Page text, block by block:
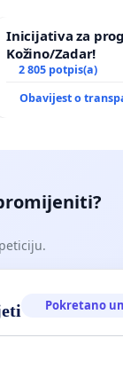
Inicijativa za
Kožino/Zadar!
2 805 potpis(a)
Obavijest o
Pokretano